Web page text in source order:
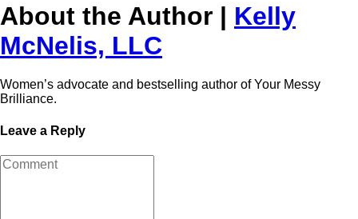
About the Author | Kelly
McNelis, LLC
Women’s advocate and bestselling author of Your Messy
Brilliance.
Leave a Reply